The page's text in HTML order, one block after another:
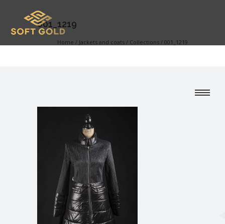
001_1219
Home / Jackets and coats / Collections / 001_1219